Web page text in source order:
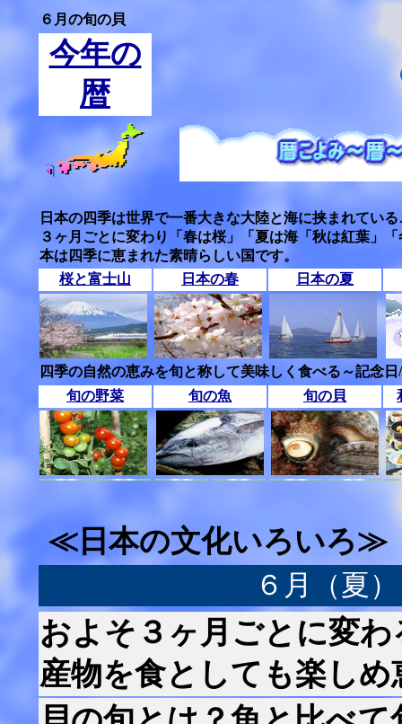
６月の旬の貝
今年の
暦
日本の四季は世界で一番大きな大陸と海に挟まれてい
３ヶ月ごとに変わり「春は桜」「夏は海「秋は紅葉」
本は四季に恵まれた素晴らしい国です。
桜と富士山
日本の春 日本の夏
四季の自然の恵みを旬と称して美味しく食べる～記念
旬の野菜
旬の魚 旬の貝
≪日本の文化いろいろ≫
６月（夏
およそ３ヶ月ごとに変
産物を食としても楽し